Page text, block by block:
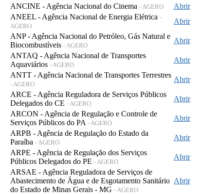
ANCINE - Agência Nacional do Cinema - AGERO
Abrir
ANEEL - Agência Nacional de Energia Elétrica -
AGERO
Abrir
ANP - Agência Nacional do Petróleo, Gás Natural e
Biocombustíveis - AGERO
Abrir
ANTAQ - Agência Nacional de Transportes
Aquaviários - AGERO
Abrir
ANTT - Agência Nacional de Transportes Terrestres
- AGERO
Abrir
ARCE - Agência Reguladora de Serviços Públicos
Delegados do CE - AGERO
Abrir
ARCON - Agência de Regulação e Controle de
Serviços Públicos do PA - AGERO
Abrir
ARPB - Agência de Regulação do Estado da
Paraíba - AGERO
Abrir
ARPE - Agência de Regulação dos Serviços
Públicos Delegados do PE - AGERO
Abrir
ARSAE - Agência Reguladora de Serviços de
Abastecimento de Água e de Esgotamento Sanitário
do Estado de Minas Gerais - MG - AGERO
Abrir